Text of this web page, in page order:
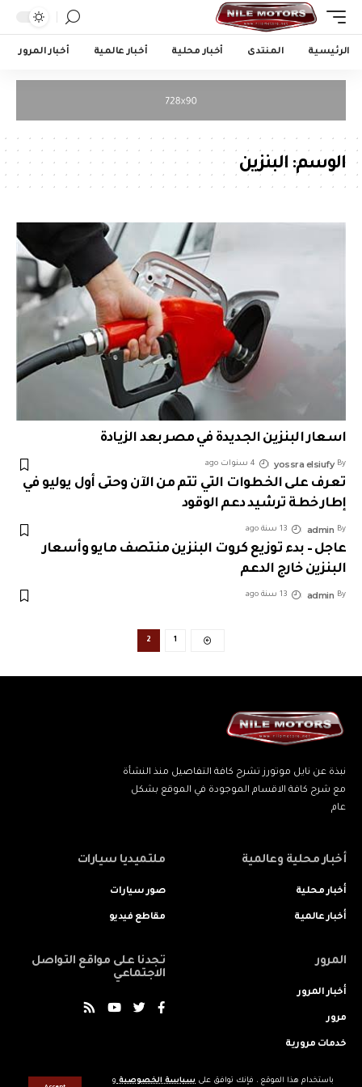
باستخدام هذا الموقع ، فإنك توافق على سياسة الخصوصية و
الرئيسية المنتدى أخبار محلية أخبار عالمية أخبار المرور
الوسم: البنزين
اسعار البنزين الجديدة في مصر بعد الزيادة
By
yossra elsiufy 4 سنوات ago
تعرف على الخطوات التي تتم من الآن وحتى أول يوليو في
إطار خطة ترشيد دعم الوقود
By
admin 13 سنة ago
عاجل – بدء توزيع كروت البنزين منتصف مايو وأسعار
البنزين خارج الدعم
By
admin 13 سنة ago
1
2
نبذة عن نايل موتورز تشرح كافة التفاصيل منذ النشأة
مع شرح كافة الاقسام الموجودة في الموقع بشكل
عام
أخبار محلية وعالمية
أخبار محلية
أخبار عالمية
ملتميديا سيارات
صور سيارات
مقاطع فيديو
المرور
أخبار المرور
مرور
خدمات مرورية
تجدنا على مواقع التواصل
الاجتماعي